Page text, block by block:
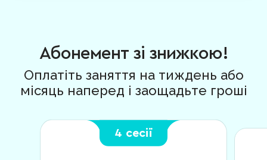
Абонемент зі знижкою!
Оплатіть заняття на тиждень або
місяць наперед і заощадьте гроші
4 сесії